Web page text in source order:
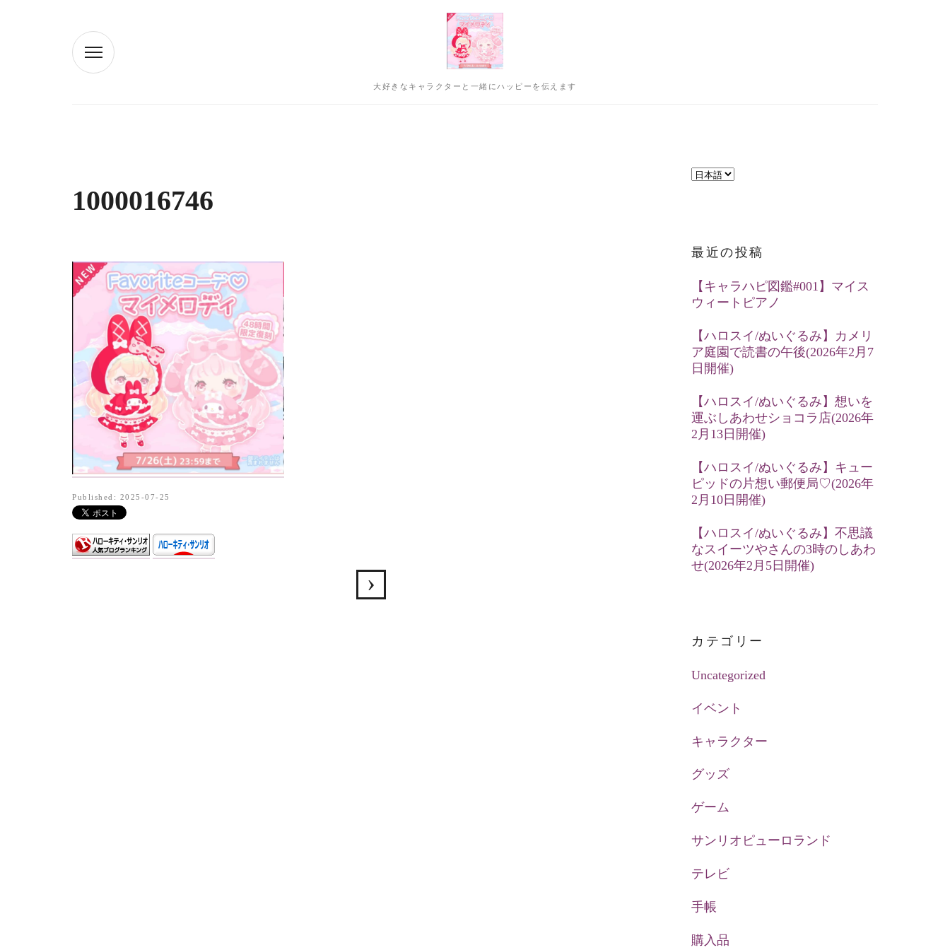
大好きなキャラクターと一緒にハッピーを伝えます
1000016746
Published: 2025-07-25
言
択
最近の投稿
【キャラハピ図鑑#001】マイス
ウィートピアノ
【ハロスイ/ぬいぐるみ】カメリ
ア庭園で読書の午後(2026年2月7
日開催)
【ハロスイ/ぬいぐるみ】想いを
運ぶしあわせショコラ店(2026年
2月13日開催)
【ハロスイ/ぬいぐるみ】キュー
ピッドの片想い郵便局♡(2026年
2月10日開催)
【ハロスイ/ぬいぐるみ】不思議
なスイーツやさんの3時のしあわ
せ(2026年2月5日開催)
カテゴリー
Uncategorized
イベント
キャラクター
グッズ
ゲーム
サンリオピューロランド
テレビ
手帳
購入品